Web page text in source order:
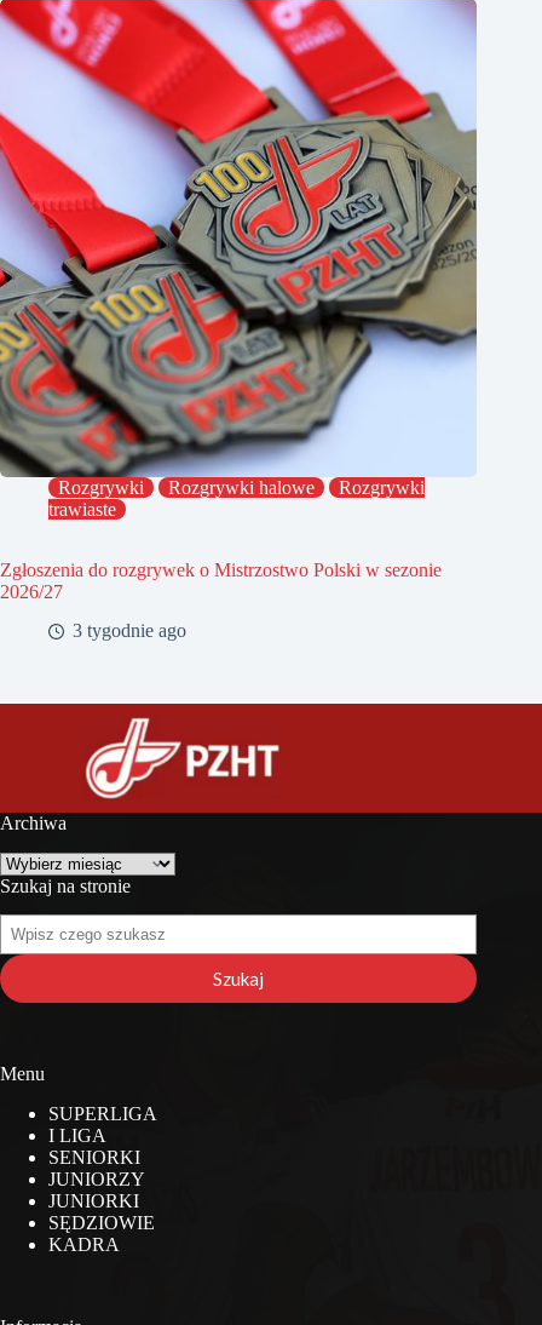
Rozgrywki Rozgrywki halowe
Rozgrywki
trawiaste
Zgłoszenia do rozgrywek o Mistrzostwo Polski w sezonie
2026/27
3 tygodnie ago
Archiwa
Archiwa
Szukaj na stronie
Szukaj
na
stronie
Szukaj
Menu
SUPERLIGA
I LIGA
SENIORKI
JUNIORZY
JUNIORKI
SĘDZIOWIE
KADRA